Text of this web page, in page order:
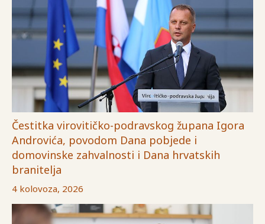
Čestitka virovitičko-podravskog župana Igora
Androvića, povodom Dana pobjede i
domovinske zahvalnosti i Dana hrvatskih
branitelja
4 kolovoza, 2026